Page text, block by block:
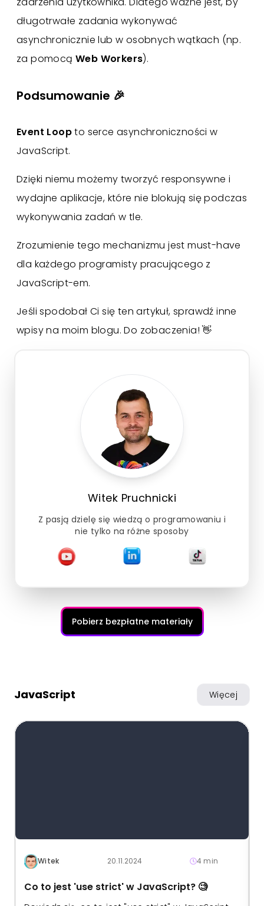
długotrwałe zadania wykonywać
asynchronicznie lub w osobnych wątkach (np.
za pomocąWeb Workers).
Podsumowanie 🎉
Event Loopto serce asynchroniczności w
JavaScript.
Dzięki niemu możemy tworzyć responsywne i
wydajne aplikacje, które nie blokują się podczas
wykonywania zadań w tle.
Zrozumienie tego mechanizmu jest must-have
dla każdego programisty pracującego z
JavaScript-em.
Jeśli spodobał Ci się ten artykuł, sprawdź inne
wpisy na moim blogu. Do zobaczenia! 👋
Witek Pruchnicki
Z pasją dzielę się wiedzą o programowaniu i
nie tylko na różne sposoby
Pobierz bezpłatne materiały
JavaScript Więcej
Witek 20.11.2024 4 min
Co to jest 'use strict' w JavaScript? 🧐